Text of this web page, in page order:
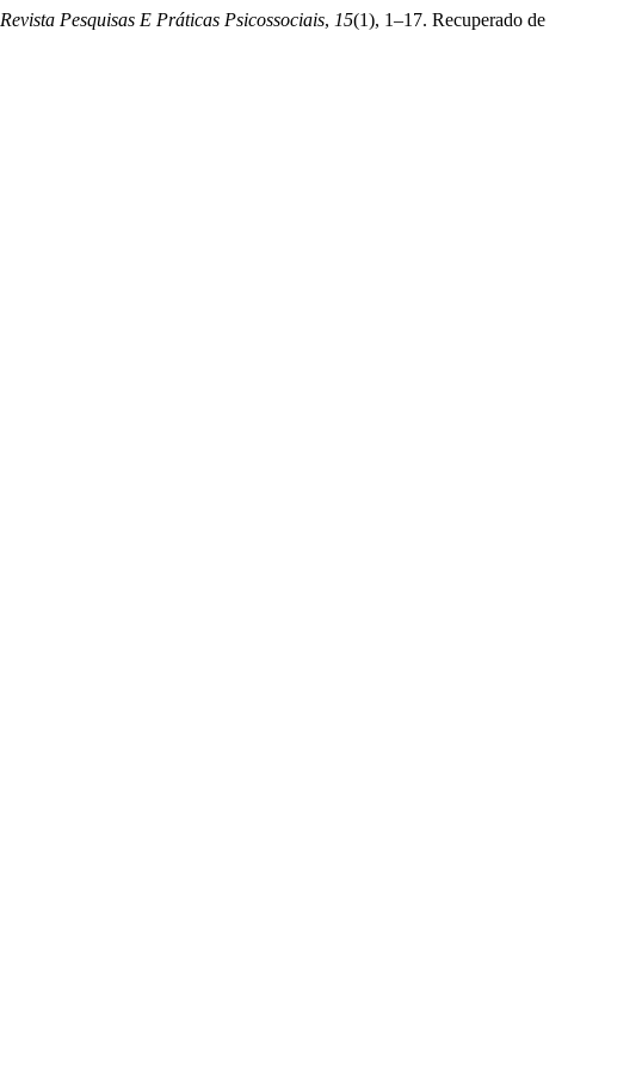
Revista Pesquisas E Práticas Psicossociais, 15(1), 1–17. Recuperado de